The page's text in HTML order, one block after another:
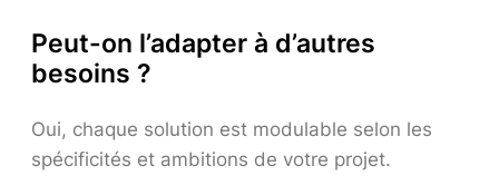
Peut-on l’adapter à d’autres
besoins ?
Oui, chaque solution est modulable selon les
spécificités et ambitions de votre projet.